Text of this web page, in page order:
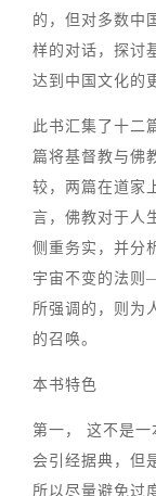
的，但对多数中
样的对话，探讨
达到中国文化的
此书汇集了十二
篇将基督教与佛
较，两篇在道家
言，佛教对于人
侧重务实，并分
宇宙不变的法则
所强调的，则为
的召唤。
本书特色
第一， 这不是
会引经据典，但
所以尽量避免过